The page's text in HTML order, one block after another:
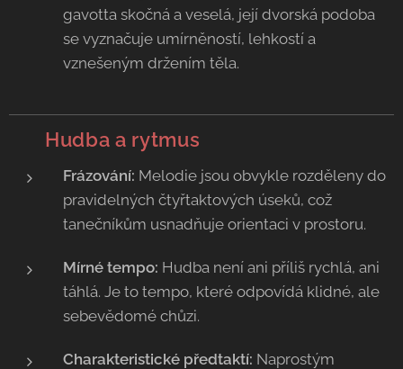
gavotta skočná a veselá, její dvorská podoba
se vyznačuje umírněností, lehkostí a
vznešeným držením těla.
Hudba a rytmus
Frázování: Melodie jsou obvykle rozděleny do
pravidelných čtyřtaktových úseků, což
tanečníkům usnadňuje orientaci v prostoru.
Mírné tempo: Hudba není ani příliš rychlá, ani
táhlá. Je to tempo, které odpovídá klidné, ale
sebevědomé chůzi.
Charakteristické předtaktí: Naprostým